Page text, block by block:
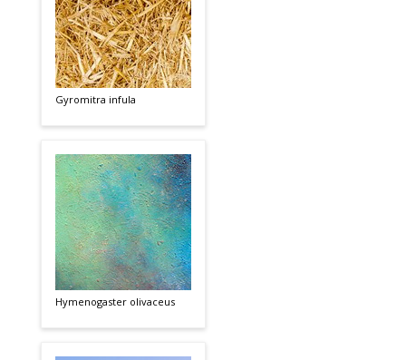
Gyromitra infula
Hymenogaster olivaceus